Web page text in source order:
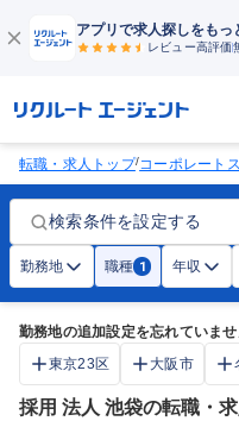
アプリで求人探しをもっ
レビュー高評価
転職・求人トップ/コーポレート
検索条件を設定する
勤務地 職種 1 年収
勤務地の追加設定を忘れていませ
東京23区
大阪市
採用 法人 池袋の転職・